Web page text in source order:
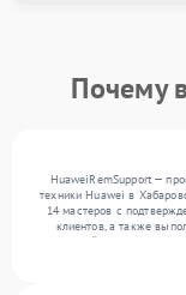
Почему
HuaweiRemSupport —
техники Huawei в
14 мастеров с
клиентов, а также
сервисный центр
любой сложности и